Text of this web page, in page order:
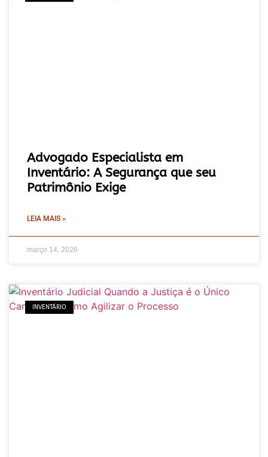
Advogado Especialista em
Inventário: A Segurança que seu
Patrimônio Exige
LEIA MAIS »
março 14, 2026
INVENTÁRIO